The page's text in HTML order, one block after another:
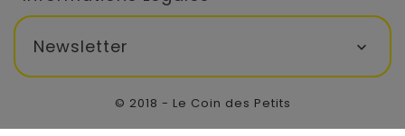
Newsletter 
© 2018 - Le Coin des Petits